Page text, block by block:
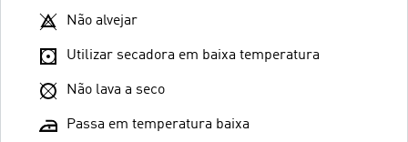
Não alvejar
Utilizar secadora em baixa temperatura
Não lava a seco
Passa em temperatura baixa